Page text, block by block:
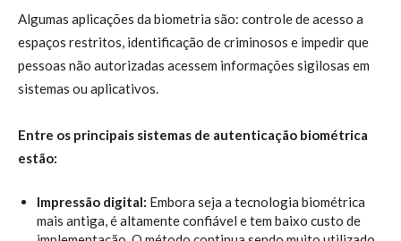
Algumas aplicações da biometria são: controle de acesso a
espaços restritos, identificação de criminosos e impedir que
pessoas não autorizadas acessem informações sigilosas em
sistemas ou aplicativos.
Entre os principais sistemas de autenticação biométrica
estão:
Impressão digital: Embora seja a tecnologia biométrica
mais antiga, é altamente confiável e tem baixo custo de